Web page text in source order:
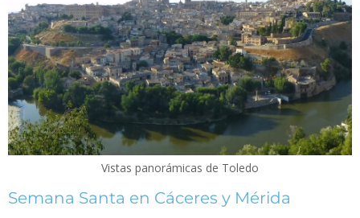
Vistas panorámicas de Toledo
Semana Santa en Cáceres y Mérida